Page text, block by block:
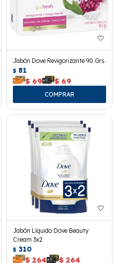
Jabón Dove Revigorizante 90 Grs.
$ 81
$ 69 $ 69
Jabón Líquido Dove Beauty
Cream 3x2
$ 310
$ 264 $ 264